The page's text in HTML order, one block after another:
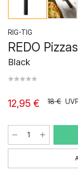
RIG-TIG
REDO
Black
12,95 € 18 €